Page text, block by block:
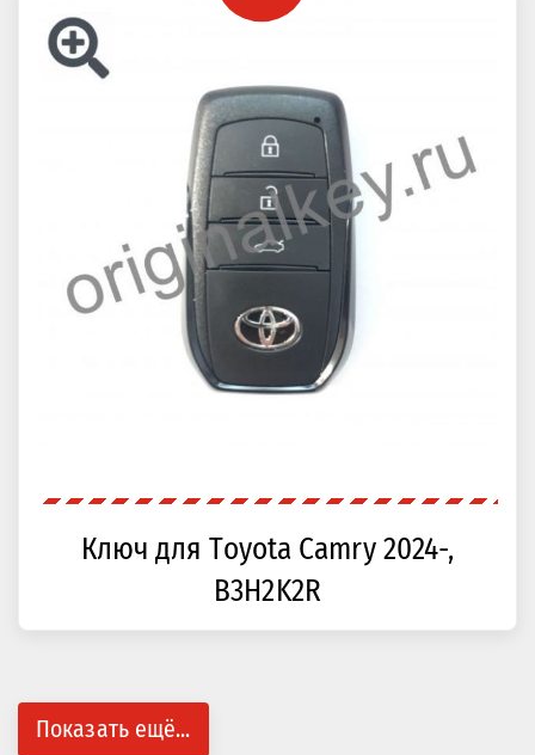
Ключ для Toyota Camry 2024-,
B3H2K2R
Показать ещё...